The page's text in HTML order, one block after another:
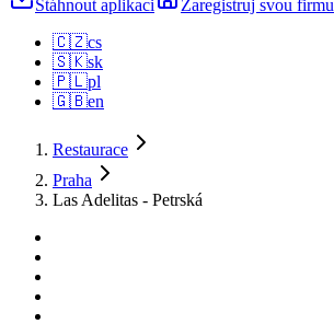
Stáhnout aplikaci
Zaregistruj svou firmu
🇨🇿cs
🇸🇰sk
🇵🇱pl
🇬🇧en
Restaurace
Praha
Las Adelitas - Petrská